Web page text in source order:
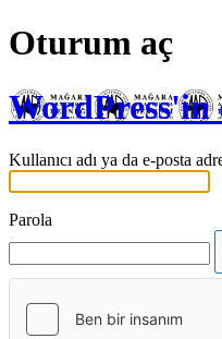
Oturum aç
WordPress'in
Kullanıcı adı ya da e-posta
Parola